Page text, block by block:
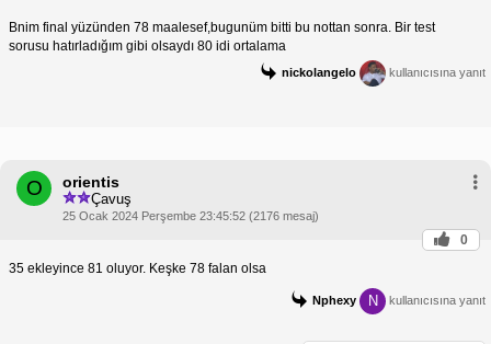
Bnim final yüzünden 78 maalesef,bugunüm bitti bu nottan sonra. Bir test
sorusu hatırladığım gibi olsaydı 80 idi ortalama
nickolangelo kullanıcısına yanıt
O orientis
Çavuş
25 Ocak 2024 Perşembe 23:45:52 (2176 mesaj)
0
35 ekleyince 81 oluyor. Keşke 78 falan olsa
Nphexy N kullanıcısına yanıt